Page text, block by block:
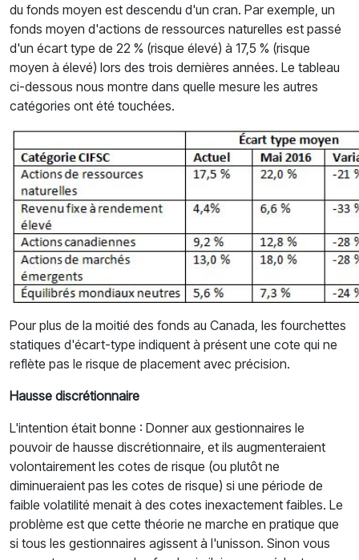
du fonds moyen est descendu d'un cran. Par exemple, un
fonds moyen d'actions de ressources naturelles est passé
d'un écart type de 22 % (risque élevé) à 17,5 % (risque
moyen à élevé) lors des trois dernières années. Le tableau
ci-dessous nous montre dans quelle mesure les autres
catégories ont été touchées.
Pour plus de la moitié des fonds au Canada, les fourchettes
statiques d'écart-type indiquent à présent une cote qui ne
reflète pas le risque de placement avec précision.
Hausse discrétionnaire
L'intention était bonne : Donner aux gestionnaires le
pouvoir de hausse discrétionnaire, et ils augmenteraient
volontairement les cotes de risque (ou plutôt ne
diminueraient pas les cotes de risque) si une période de
faible volatilité menait à des cotes inexactement faibles. Le
problème est que cette théorie ne marche en pratique que
si tous les gestionnaires agissent à l'unisson. Sinon vous